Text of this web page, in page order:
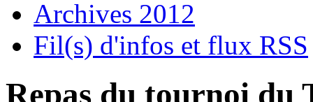
Archives 2012
Fil(s) d'infos et flux RSS
Repas du tournoi du